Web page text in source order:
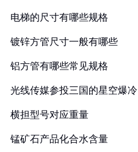
电梯的尺寸有哪些规格
镀锌方管尺寸一般有哪些
铝方管有哪些常见规格
光线传媒参投三国的星空爆冷
横担型号对应重量
锰矿石产品化合水含量